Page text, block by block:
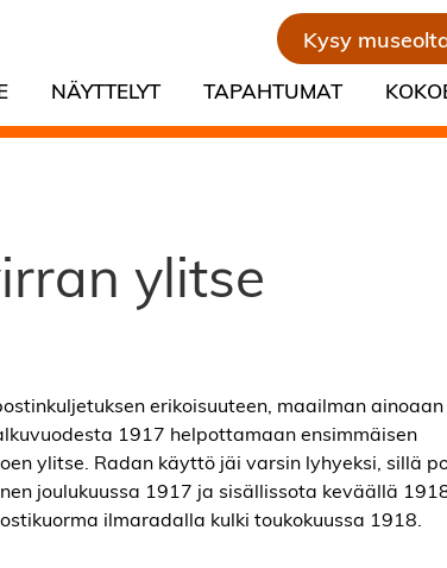
Kysy
NÄYTTELYT TAPAHTUMAT
ylitse
erikoisuuteen, maailman
1917 helpottamaan ensimmäisen
ylitse. Radan käyttö jäi varsin lyhyeksi, sillä
joulukuussa 1917 ja sisällissota keväällä
ilmaradalla kulki toukokuussa 1918.